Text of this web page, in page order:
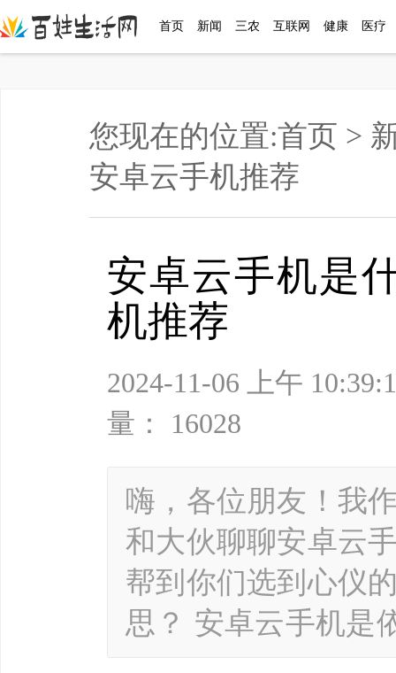
首页 新闻 三农 互联网 健康 医疗
您现在的位置:首页 >
安卓云手机推荐
安卓云手机是
机推荐
2024-11-06 上午
量： 16028
嗨，各位朋友！我
和大伙聊聊安卓云
帮到你们选到心仪
思？ 安卓云手机